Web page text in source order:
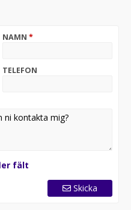
passagerare fram,
Stereo, Elfönsterhissar
Euro 6, Färddator,
innertak, Svensksåld,
DAAL Bil i Kungsängen
vi med finans åt er
inte externa finanser.
på alla fordon. Vid
en avgift. På plats
(Swedbank).
NAMN *
TELEFON
fält
Skicka